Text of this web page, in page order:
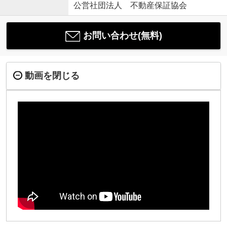
公営社団法人 不動産保証協会
お問い合わせ(無料)
動画を閉じる